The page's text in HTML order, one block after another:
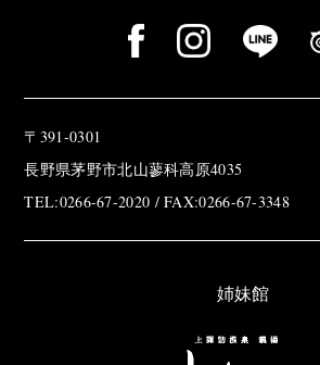
〒391-0301
長野県茅野市北山蓼科高原4035
TEL:0266-67-2020 / FAX:0266-67-3348
姉妹館